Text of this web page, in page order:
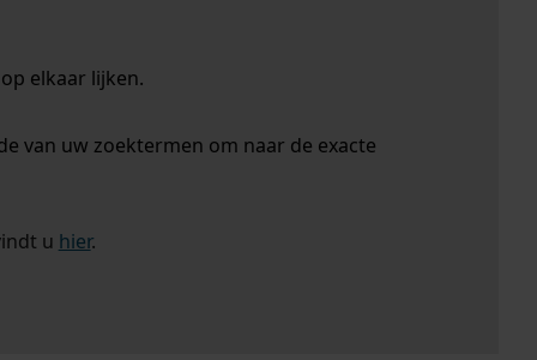
elkaar lijken.
van uw zoektermen om naar de exacte
u hier.